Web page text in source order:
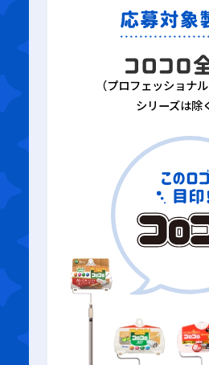
（プロフェッショナ
シリーズは除